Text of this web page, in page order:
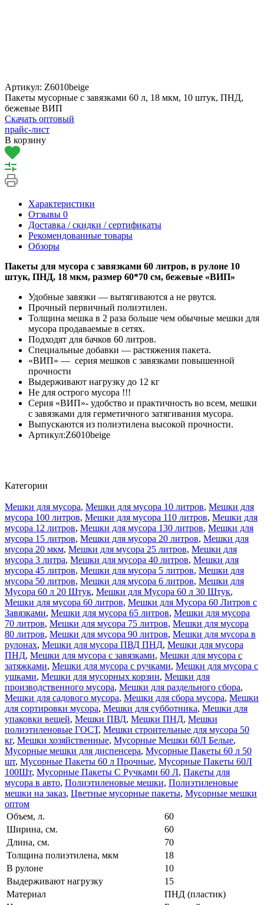
Артикул: Z6010beige
Пакеты мусорные с завязками 60 л, 18 мкм, 10 штук, ПНД,
бежевые ВИП
Скачать оптовый
прайс-лист
В корзину
Характеристики
Отзывы 0
Доставка / скидки / сертификаты
Рекомендованные товары
Обзоры
Пакеты для мусора с завязками 60 литров, в рулоне 10
штук, ПНД, 18 мкм, размер 60*70 см, бежевые «ВИП»
Удобные завязки — вытягиваются а не рвутся.
Прочный первичный полиэтилен.
Толщина мешка в 2 раза больше чем обычные мешки для
мусора продаваемые в сетях.
Подходят для бачков 60 литров.
Специальные добавки — растяжения пакета.
«ВИП» — серия мешков с завязками повышенной
прочности
Выдерживают нагрузку до 12 кг
Не для острого мусора !!!
Серия «ВИП»- удобство и практичность во всем, мешки
с завязками для герметичного затягивания мусора.
Выпускаются из полиэтилена высокой прочности.
Артикул:Z6010beige
Категории
Мешки для мусора, Мешки для мусора 10 литров, Мешки для
мусора 100 литров, Мешки для мусора 110 литров, Мешки для
мусора 12 литров, Мешки для мусора 130 литров, Мешки для
мусора 15 литров, Мешки для мусора 20 литров, Мешки для
мусора 20 мкм, Мешки для мусора 25 литров, Мешки для
мусора 3 литра, Мешки для мусора 40 литров, Мешки для
мусора 45 литров, Мешки для мусора 5 литров, Мешки для
мусора 50 литров, Мешки для мусора 6 литров, Мешки для
Мусора 60 л 20 Штук, Мешки для Мусора 60 л 30 Штук,
Мешки для мусора 60 литров, Мешки для Мусора 60 Литров с
Завязками, Мешки для мусора 65 литров, Мешки для мусора
70 литров, Мешки для мусора 75 литров, Мешки для мусора
80 литров, Мешки для мусора 90 литров, Мешки для мусора в
рулонах, Мешки для мусора ПВД ПНД, Мешки для мусора
ПНД, Мешки для мусора с завязками, Мешки для мусора с
затяжками, Мешки для мусора с ручками, Мешки для мусора с
ушками, Мешки для мусорных корзин, Мешки для
производственного мусора, Мешки для раздельного сбора,
Мешки для садового мусора, Мешки для сбора мусора, Мешки
для сортировки мусора, Мешки для субботника, Мешки для
упаковки вещей, Мешки ПВД, Мешки ПНД, Мешки
полиэтиленовые ГОСТ, Мешки строительные для мусора 50
кг, Мешки хозяйственные, Мусорные Мешки 60Л Белые,
Мусорные мешки для диспенсера, Мусорные Пакеты 60 л 50
шт, Мусорные Пакеты 60 л Прочные, Мусорные Пакеты 60Л
100Шт, Мусорные Пакеты С Ручками 60 Л, Пакеты для
мусора в авто, Полиэтиленовые мешки, Полиэтиленовые
мешки на заказ, Цветные мусорные пакеты, Мусорные мешки
оптом
Объем, л.
60
Ширина, см.
60
Длина, см.
70
Толщина полиэтилена, мкм
18
В рулоне
10
Выдерживают нагрузку
15
Материал
ПНД (пластик)